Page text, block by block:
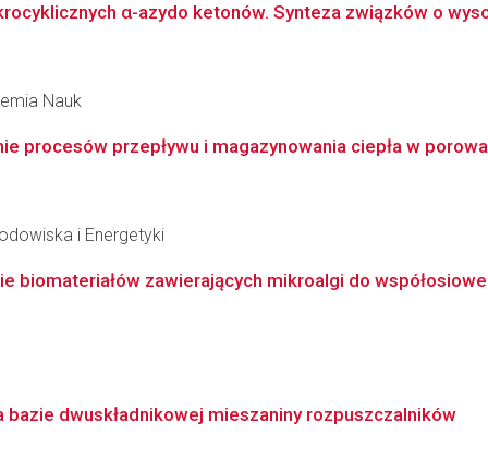
α-azydo ketonów. Synteza związków o
Nauk
procesów przepływu i magazynowania ciepła w
i Energetyki
biomateriałów zawierających mikroalgi do
bazie dwuskładnikowej mieszaniny rozpuszczalników